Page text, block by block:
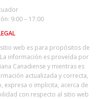
9:00 – 17:00
web es para propósitos de
información es proveída por
Canadiense y mientras es
actualizada y correcta,
expresa o implicita, acerca de
con respecto al sitio web